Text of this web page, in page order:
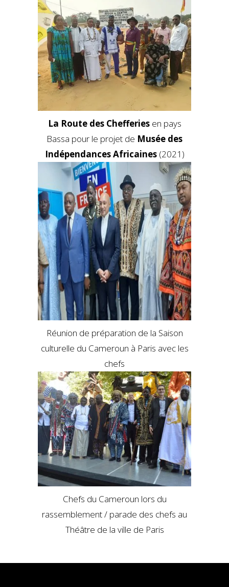
La Route des Chefferiesen pays
Bassa pour le projet de Musée des
Indépendances Africaines(2021)
Réunion de préparation de la Saison
culturelle du Cameroun à Paris avec les
chefs
Chefs du Cameroun lors du
rassemblement / parade des chefs au
Théâtre de la ville de Paris